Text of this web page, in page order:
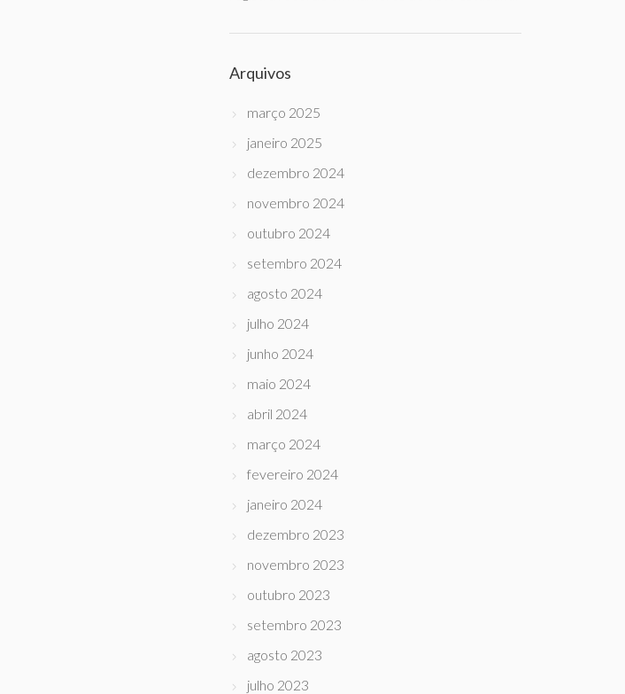
Arquivos
março 2025
janeiro 2025
dezembro 2024
novembro 2024
outubro 2024
setembro 2024
agosto 2024
julho 2024
junho 2024
maio 2024
abril 2024
março 2024
fevereiro 2024
janeiro 2024
dezembro 2023
novembro 2023
outubro 2023
setembro 2023
agosto 2023
julho 2023